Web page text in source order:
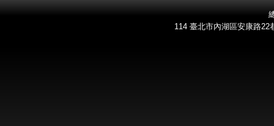
114 臺北市內湖區安康路22